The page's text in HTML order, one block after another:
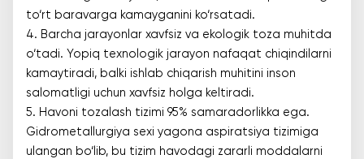
to‘rt baravarga kamayganini ko‘rsatadi.
4. Barcha jarayonlar xavfsiz va ekologik toza muhitda
o‘tadi. Yopiq texnologik jarayon nafaqat chiqindilarni
kamaytiradi, balki ishlab chiqarish muhitini inson
salomatligi uchun xavfsiz holga keltiradi.
5. Havoni tozalash tizimi 95% samaradorlikka ega.
Gidrometallurgiya sexi yagona aspiratsiya tizimiga
ulangan bo‘lib, bu tizim havodagi zararli moddalarni